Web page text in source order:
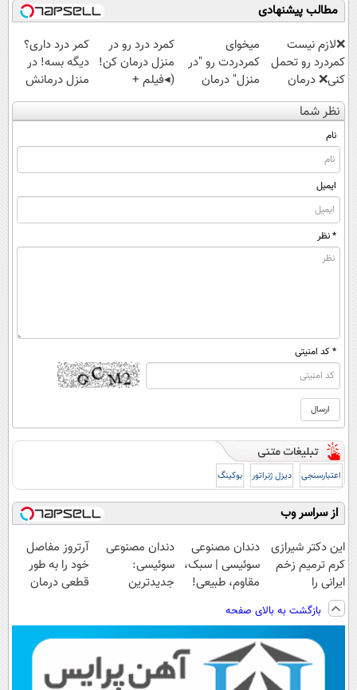
مطالب پیشنهادی
❌لازم نیست
کمردرد رو تحمل
کنی❌ درمان
بدون جراحی و
قرص
(پرسشنامه)
میخوای
کمردردت رو "در
منزل" درمان
کنی؟ (◂فیلم +
◂پرسش‌نامه)
کمرد درد رو در
منزل درمان کن!
(◂فیلم +
پرسش‌نامه)
کمر درد داری؟
دیگه بسه! در
منزل درمانش
کن
(◀پرسش‌نامه)
نظر شما
نام
ایمیل
* نظر
* کد امنیتی
اعتبارسنجی دیزل ژنراتور بوکینگ
از سراسر وب
این دکتر شیرازی
کرم ترمیم زخم
ایرانی را
ساخت!!!
دندان مصنوعی
سوئیسی | سبک،
مقاوم، طبیعی!
رایگان+پرداخت
اقساطی😍
دندان مصنوعی
سوئیسی:
جدیدترین
پرداخت قسطی
آرتروز مفاصل
خود را به طور
قطعی درمان
بازگشت به بالای صفحه